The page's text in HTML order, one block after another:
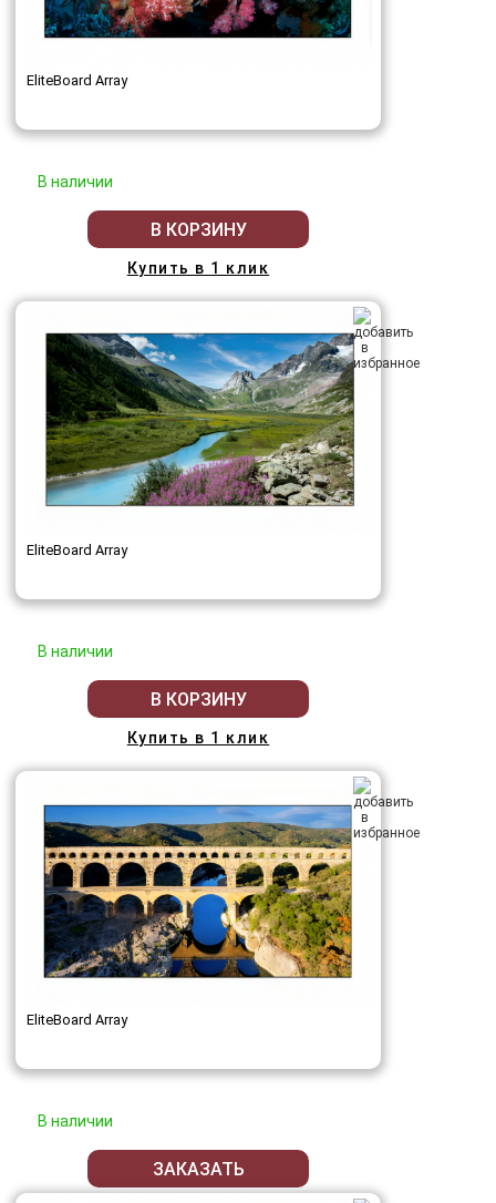
EliteBoard Array
В наличии
В КОРЗИНУ
Купить в 1 клик
EliteBoard Array
В наличии
В КОРЗИНУ
Купить в 1 клик
EliteBoard Array
В наличии
ЗАКАЗАТЬ